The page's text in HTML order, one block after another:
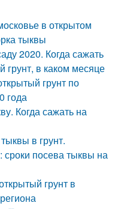
в открытом
тыквы
2020. Когда сажать
грунт, в каком месяце
грунт по
года
Когда сажать на
в грунт.
сроки посева тыквы на
грунт в